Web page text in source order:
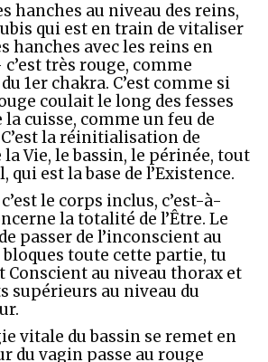
hanches au niveau des reins,
qui est en train de vitaliser
hanches avec les reins en
très rouge, comme
1er chakra. C’est comme si
coulait le long des fesses
la cuisse, comme un feu de
la réinitialisation de
la Vie, le bassin, le périnée, tout
qui est la base de l’Existence.
le corps inclus, c’est-à-
la totalité de l’Être. Le
passer de l’inconscient au
toute cette partie, tu
Conscient au niveau thorax et
supérieurs au niveau du
vitale du bassin se remet en
du vagin passe au rouge